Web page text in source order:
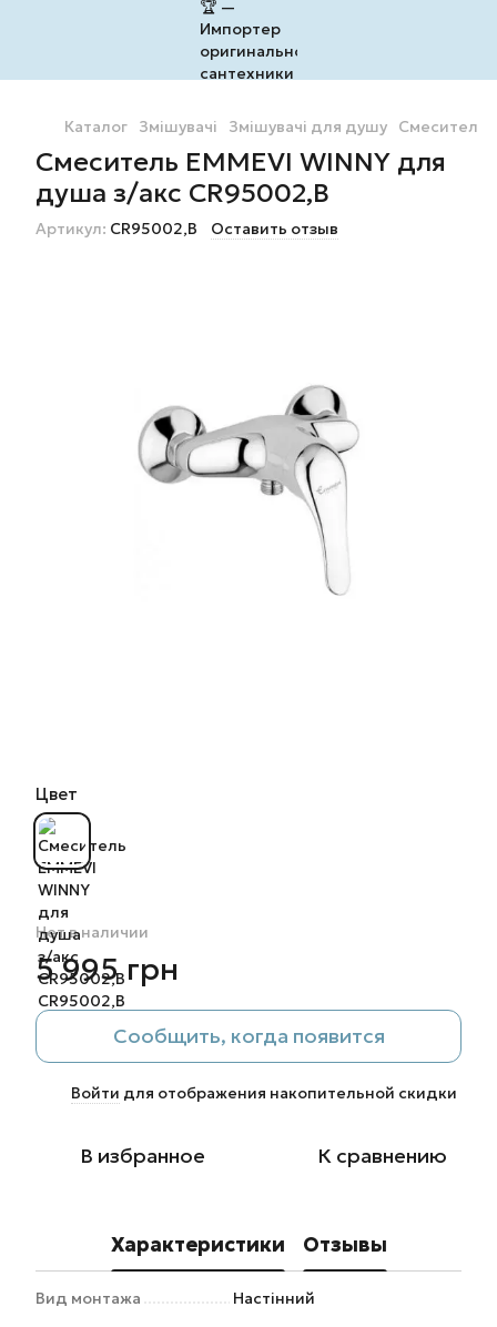
Каталог Змішувачі Змішувачі для душу Смеситель
Смеситель EMMEVI WINNY для
душа з/акс CR95002,B
Артикул: CR95002,B Оставить отзыв
Цвет
Нет в наличии
5 995 грн
Сообщить, когда появится
Войти для отображения накопительной скидки
В избранное К сравнению
Характеристики Отзывы
Вид монтажа Настінний